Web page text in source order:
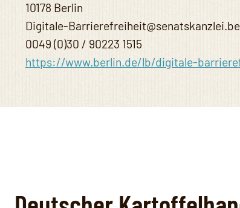
10178 Berlin
Digitale-
0049 (0)30 / 90223 1515
https://www.berlin.de/lb/digitale-